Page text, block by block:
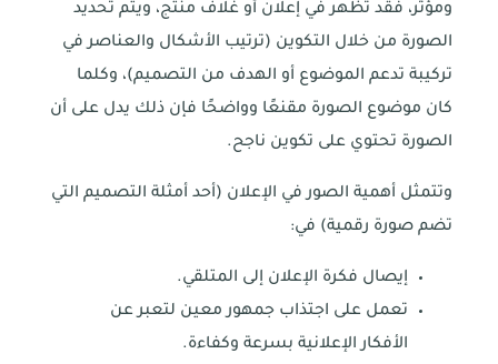
ومؤثر، فقد تظهر في إعلان أو غلاف منتج، ويتم تحديد
الصورة من خلال التكوين (ترتيب الأشكال والعناصر في
تركيبة تدعم الموضوع أو الهدف من التصميم)، وكلما
كان موضوع الصورة مقنعًا وواضحًا فإن ذلك يدل على أن
الصورة تحتوي على تكوين ناجح.
وتتمثل أهمية الصور في الإعلان (أحد أمثلة التصميم التي
تضم صورة رقمية) في:
إيصال فكرة الإعلان إلى المتلقي.
تعمل على اجتذاب جمهور معين لتعبر عن
الأفكار الإعلانية بسرعة وكفاءة.